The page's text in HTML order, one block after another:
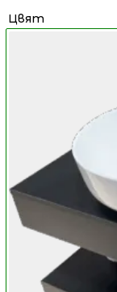
Цвят